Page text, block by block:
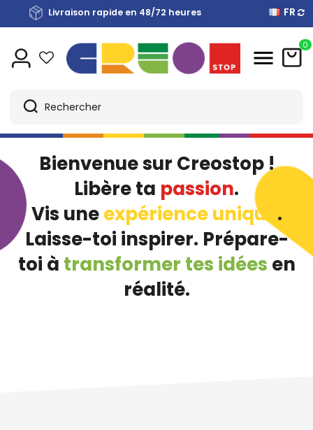
Livraison gratuite de €40
Livraison rapide en 48/72 heures
Payez en plusieurs fois sans intérêts avec Scalapay FR
0
Bienvenue sur Creostop !
Libère ta passion.
Vis uneexpérience unique .
Laisse-toi inspirer. Prépare-
toi à transformer tes idées en
réalité.